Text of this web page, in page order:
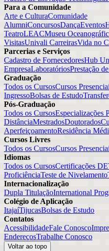
Para a Comunidade
Arte e CulturaComunidade
AlumniConcursosDançaEventos
TeatroLEACMuseu
VisitasUnivali CarreirasVida no
Parcerias e Serviços
Cadastro de FornecedoresHub
EmpresaLaboratóriosPrestação
Graduação
Todos os CursosCursos
IngressoBolsas de Estudo
Pós-Graduação
Todos os CursosEspecializações
DistânciaMestradosDoutorados
AperfeiçoamentoResidência
Cursos Livres
Todos os CursosCursos
Idiomas
Todos os CursosCertificações
ProficiênciaTeste de Nivelamento
Internacionalização
Dupla TitulaçãoInternational
Colégio de Aplicação
ItajaíTijucasBolsas de Estudo
Contatos
AcessibilidadeFale Conosco
EndereçosTrabalhe Conosco
Voltar ao topo